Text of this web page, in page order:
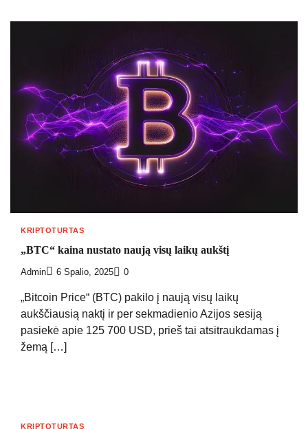
KRIPTOTURTAS
„BTC“ kaina nustato naują visų laikų aukštį
Admin 6 Spalio, 2025 0
„Bitcoin Price“ (BTC) pakilo į naują visų laikų
aukščiausią naktį ir per sekmadienio Azijos sesiją
pasiekė apie 125 700 USD, prieš tai atsitraukdamas į
žemą […]
KRIPTOTURTAS